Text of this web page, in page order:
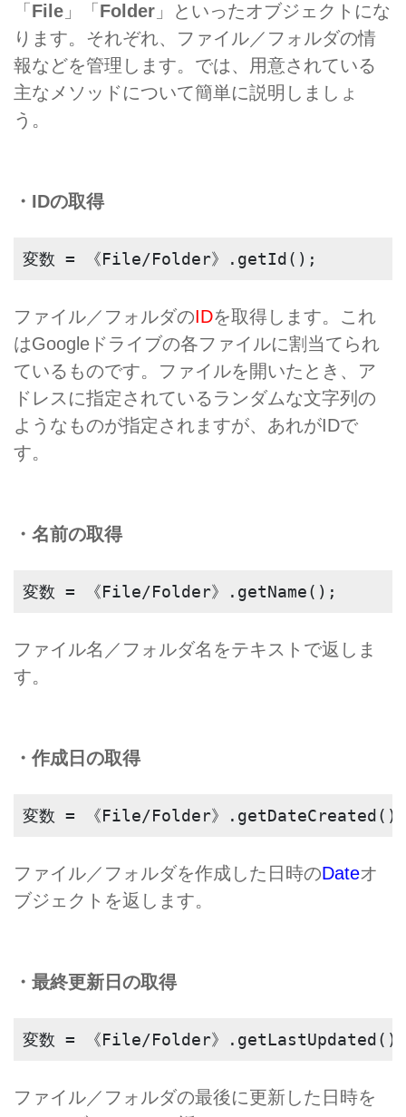
「 File 」「 Folder 」といったオブジェクトにな
ります。それぞれ、ファイル／フォルダの情
報などを管理します。では、用意されている
主なメソッドについて簡単に説明しましょ
う。
・IDの取得
変数 = 《File/Folder》.getId();
ファイル／フォルダのIDを取得します。これ
はGoogleドライブの各ファイルに割当てられ
ているものです。ファイルを開いたとき、ア
ドレスに指定されているランダムな文字列の
ようなものが指定されますが、あれがIDで
す。
・名前の取得
変数 = 《File/Folder》.getName();
ファイル名／フォルダ名をテキストで返しま
す。
・作成日の取得
変数 = 《File/Folder》.getDateCreated();
ファイル／フォルダを作成した日時のDateオ
ブジェクトを返します。
・最終更新日の取得
変数 = 《File/Folder》.getLastUpdated();
ファイル／フォルダの最後に更新した日時を